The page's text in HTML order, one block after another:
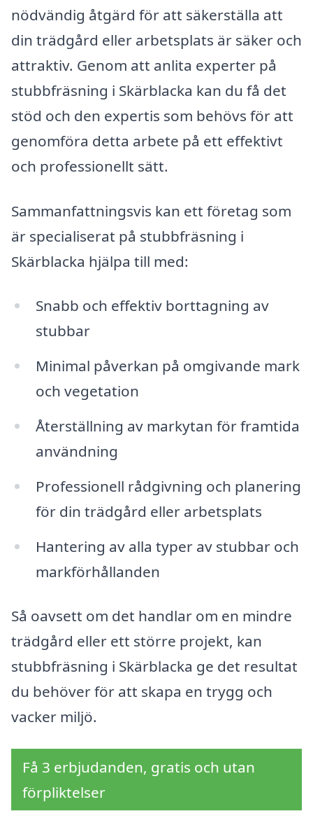
nödvändig åtgärd för att säkerställa att
din trädgård eller arbetsplats är säker och
attraktiv. Genom att anlita experter på
stubbfräsning i Skärblacka kan du få det
stöd och den expertis som behövs för att
genomföra detta arbete på ett effektivt
och professionellt sätt.
Sammanfattningsvis kan ett företag som
är specialiserat på stubbfräsning i
Skärblacka hjälpa till med:
Snabb och effektiv borttagning av
stubbar
Minimal påverkan på omgivande mark
och vegetation
Återställning av markytan för framtida
användning
Professionell rådgivning och planering
för din trädgård eller arbetsplats
Hantering av alla typer av stubbar och
markförhållanden
Så oavsett om det handlar om en mindre
trädgård eller ett större projekt, kan
stubbfräsning i Skärblacka ge det resultat
du behöver för att skapa en trygg och
vacker miljö.
Få 3 erbjudanden, gratis och utan
förpliktelser